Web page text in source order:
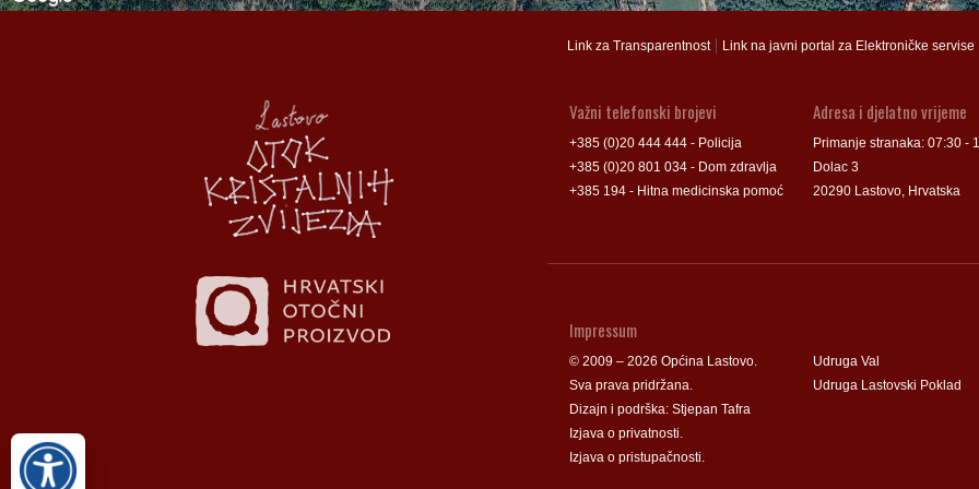
Link za Transparentnost| Link na javni portal za Elektroničke servise
Adresa i djelatno vrijeme
Primanje stranaka: 07:30 -
Dolac 3
20290 Lastovo, Hrvatska
Važni telefonski brojevi
+385 (0)20 444 444 - Policija
+385 (0)20 801 034 - Dom zdravlja
+385 194 - Hitna medicinska pomoć
Udruga Val
Udruga Lastovski Poklad
Impressum
© 2009 – 2026 Općina Lastovo.
Sva prava pridržana.
Dizajn i podrška: Stjepan Tafra
Izjava o privatnosti.
Izjava o pristupačnosti.